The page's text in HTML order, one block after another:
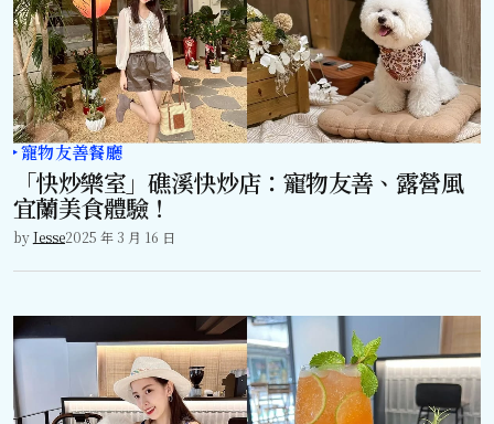
寵物友善餐廳
「快炒樂室」礁溪快炒店：寵物友善、露營風
宜蘭美食體驗！
byJesse2025 年 3 月 16 日